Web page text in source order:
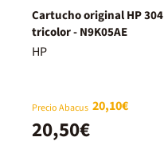
Cartucho original HP 304
tricolor - N9K05AE
HP
Precio Abacus 20,10€
20,50€